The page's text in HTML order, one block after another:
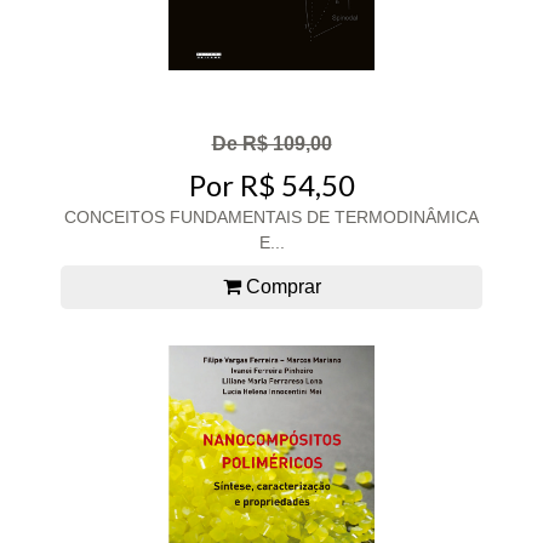
De R$ 109,00
Por R$ 54,50
CONCEITOS FUNDAMENTAIS DE TERMODINÂMICA
E...
Comprar